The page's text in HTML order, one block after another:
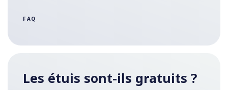
FAQ
Les étuis sont-ils gratuits ?